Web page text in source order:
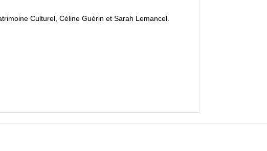
Culturel, Céline Guérin et Sarah Lemancel.